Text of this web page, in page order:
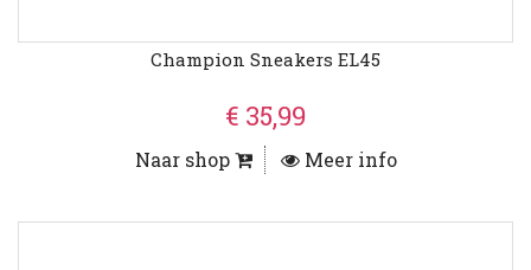
Champion Sneakers EL45
€ 35,99
Naar shop Meer info